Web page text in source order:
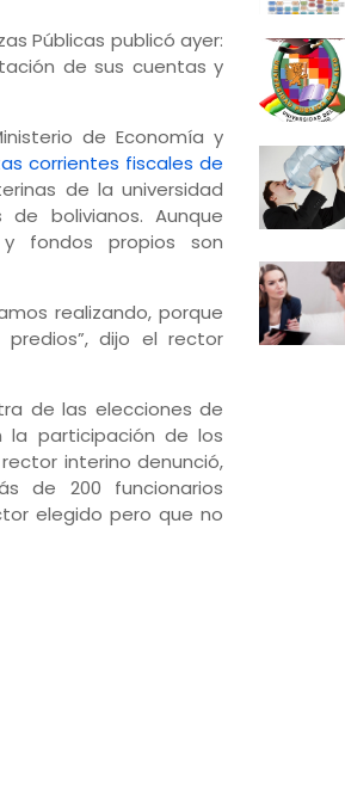
Públicas publicó ayer:
de sus cuentas y
de Economía y
corrientes fiscales de
de la universidad
bolivianos. Aunque
fondos propios son
realizando, porque
dijo el rector
de las elecciones de
la participación de los
interino denunció,
de 200 funcionarios
elegido pero que no